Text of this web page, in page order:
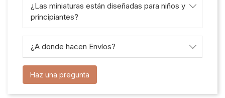
¿Las miniaturas están diseñadas para niños y
principiantes?
¿A donde hacen Envíos?
Haz una pregunta